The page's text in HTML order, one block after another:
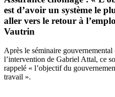
est d’avoir un système le
aller vers le retour à
Vautrin
Après le séminaire
l’intervention de Gabriel Attal, ce
rappelé « l’objectif du
travail ».